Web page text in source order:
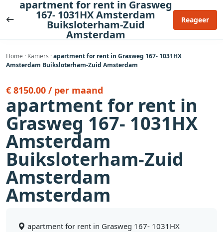
naar
apartment for rent in Grasweg
167- 1031HX Amsterdam
Buiksloterham-Zuid
Amsterdam
Reageer
Home · Kamers ·apartment for rent in Grasweg 167- 1031HX
Amsterdam Buiksloterham-Zuid Amsterdam
€ 8150.00 / per maand
apartment for rent in
Grasweg 167- 1031HX
Amsterdam
Buiksloterham-Zuid
Amsterdam
Amsterdam
apartment for rent in Grasweg 167- 1031HX